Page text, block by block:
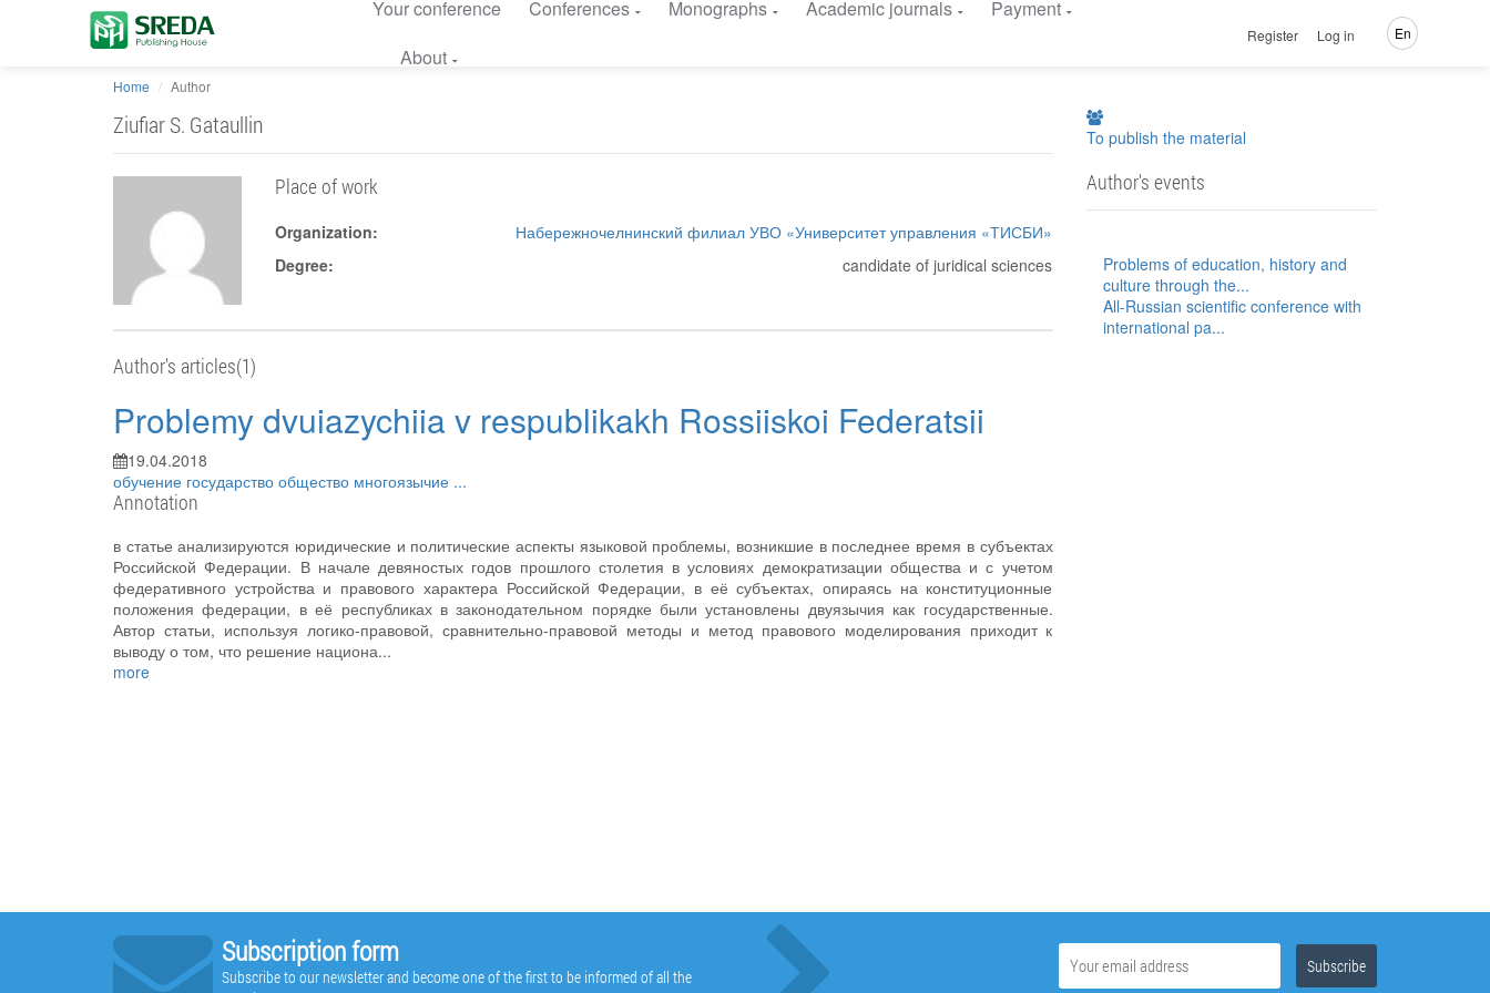
Your conference Conferences Monographs Academic journals
Payment
About
Register Log in En
Home Author
Ziufiar S. Gataullin
Place of work
Organization:
Набережночелнинский филиал УВО «Университет управления «ТИСБИ»
Degree:
candidate of juridical sciences
Author's articles(1)
Problemy dvuiazychiia v respublikakh Rossiiskoi Federatsii
19.04.2018
обучение государство общество многоязычие ...
Annotation
в статье анализируются юридические и политические аспекты языковой проблемы, возникшие в последнее время в субъектах
Российской Федерации. В начале девяностых годов прошлого столетия в условиях демократизации общества и с учетом
федеративного устройства и правового характера Российской Федерации, в её субъектах, опираясь на конституционные
положения федерации, в её республиках в законодательном порядке были установлены двуязычия как государственные.
Автор статьи, используя логико-правовой, сравнительно-правовой методы и метод правового моделирования приходит к
выводу о том, что решение национа...
more
To publish the material
Author's events
Problems of education, history and
culture through the...
All-Russian scientific conference with
international pa...
Subscription form
Subscribe to our newsletter and become one of the first to be informed of all the